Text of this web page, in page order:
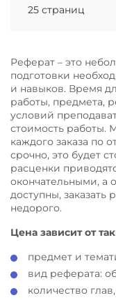
25 страниц
Реферат – это
подготовки
и навыков. Время
работы, предмета,
условий
стоимость работы.
каждого заказа по
срочно, это будет
расценки
окончательными,
доступны,
недорого.
Цена зависит от
предмет и
вид реферата:
количество